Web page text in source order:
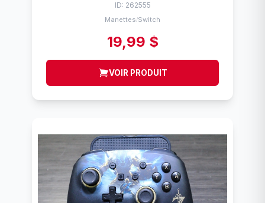
ID: 262555
Manettes/Switch
19,99 $
VOIR PRODUIT